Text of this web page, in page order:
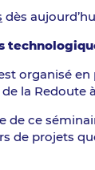
dès
organisé
la Redoute
de ce
de projets